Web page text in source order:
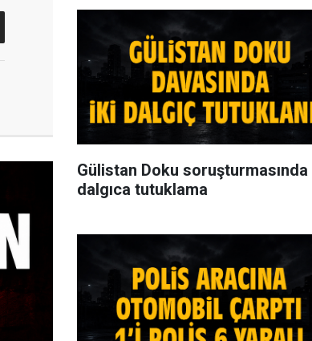
Gülistan Doku soruşturmasında
dalgıca tutuklama